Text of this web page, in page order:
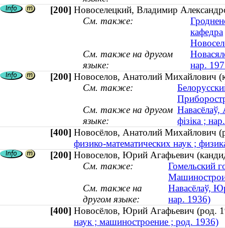
[200] Новоселецкий, Владимир
См. также:
кафедра
См. также на другом
языке:
нар.
[200] Новоселов, Анатолий Михайлович
См. также:
См. также на другом
языке:
Навасёлаў,
фізіка ;
[400] Новосёлов, Анатолий
физико-математических наук ;
[200] Новоселов, Юрий Агафьевич
См. также:
Гомельский
См. также на
другом языке:
Навасёлаў,
нар. 1936)
[400] Новосёлов, Юрий Агафьевич
наук ; машиностроение ; род. 1936)